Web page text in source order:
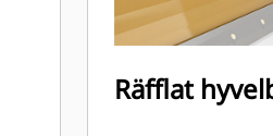
Räfflat